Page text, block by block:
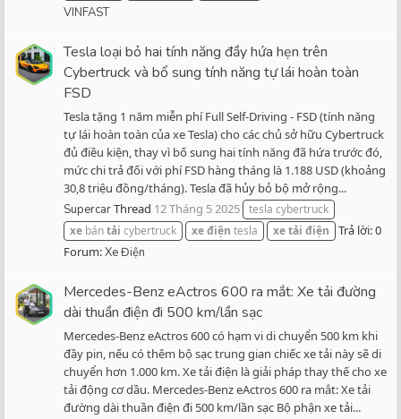
VINFAST
Tesla loại bỏ hai tính năng đầy hứa hẹn trên
Cybertruck và bổ sung tính năng tự lái hoàn toàn
FSD
Tesla tặng 1 năm miễn phí Full Self-Driving - FSD (tính năng
tự lái hoàn toàn của xe Tesla) cho các chủ sở hữu Cybertruck
đủ điều kiện, thay vì bố sung hai tính năng đã hứa trước đó,
mức chi trả đối với phí FSD hàng tháng là 1.188 USD (khoảng
30,8 triệu đồng/tháng). Tesla đã hủy bỏ bộ mở rộng...
SupercarThread 12 Tháng 5 2025 tesla cybertruck
xe bántải cybertruck xeđiện tesla xetải điện
Trả lời: 0
Forum:Xe Điện
Mercedes-Benz eActros 600 ra mắt: Xe tải đường
dài thuần điện đi 500 km/lần sạc
Mercedes-Benz eActros 600 có hạm vi di chuyển 500 km khi
đầy pin, nếu có thêm bộ sạc trung gian chiếc xe tải này sẽ di
chuyển hơn 1.000 km. Xe tải điện là giải pháp thay thế cho xe
tải động cơ dầu. Mercedes-Benz eActros 600 ra mắt: Xe tải
đường dài thuần điện đi 500 km/lần sạc Bộ phận xe tải...